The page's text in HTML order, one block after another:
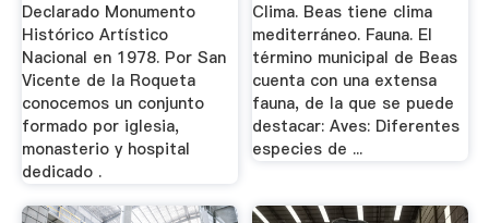
Declarado Monumento
Histórico Artístico
Nacional en 1978. Por San
Vicente de la Roqueta
conocemos un conjunto
formado por iglesia,
monasterio y hospital
dedicado .
Clima. Beas tiene clima
mediterráneo. Fauna. El
término municipal de Beas
cuenta con una extensa
fauna, de la que se puede
destacar: Aves: Diferentes
especies de ...